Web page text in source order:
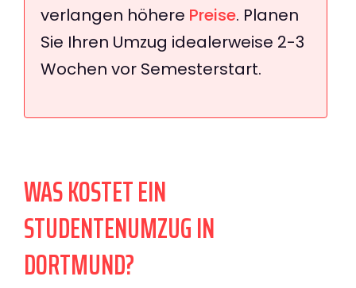
verlangen höhere Preise. Planen
Sie Ihren Umzug idealerweise 2-3
Wochen vor Semesterstart.
WAS KOSTET EIN
STUDENTENUMZUG IN
DORTMUND?